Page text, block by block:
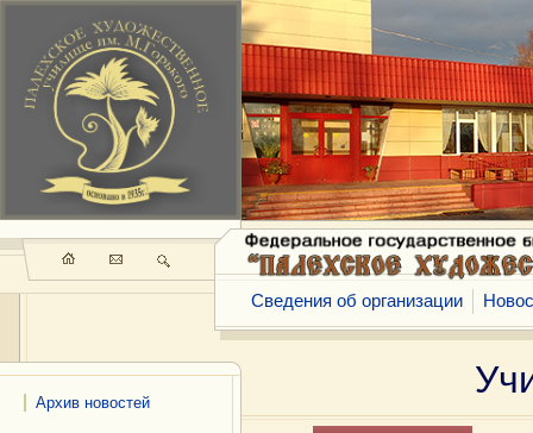
Архив новостей
Сведения об организации